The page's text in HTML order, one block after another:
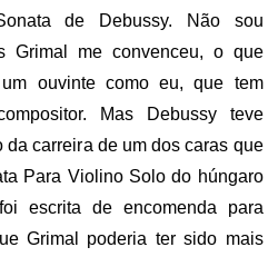
de Debussy. Não sou
Grimal me convenceu, o que
ouvinte como eu, que tem
Mas Debussy teve
carreira de um dos caras que
Para Violino Solo do húngaro
escrita de encomenda para
Grimal poderia ter sido mais